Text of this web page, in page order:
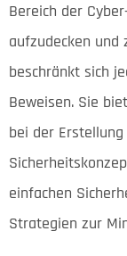
Bereich der
aufzudecken und
beschränkt sich
Beweisen. Sie
bei der
einfachen
Strategien zur